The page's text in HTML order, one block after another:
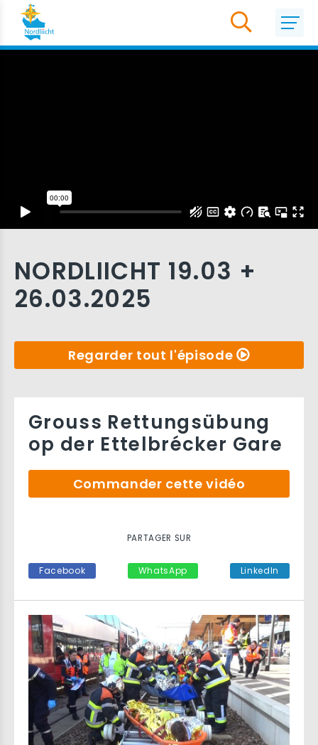
NORDLIICHT 19.03 +
26.03.2025
Regarder tout l'épisode
Grouss Rettungsübung
op der Ettelbrécker Gare
Commander cette vidéo
PARTAGER SUR
Facebook WhatsApp LinkedIn